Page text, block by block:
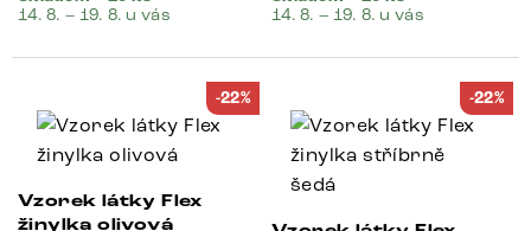
14. 8. – 19. 8. u vás 14. 8. – 19. 8. u vás
-22%
Vzorek látky Flex
žinylka olivová
-22%